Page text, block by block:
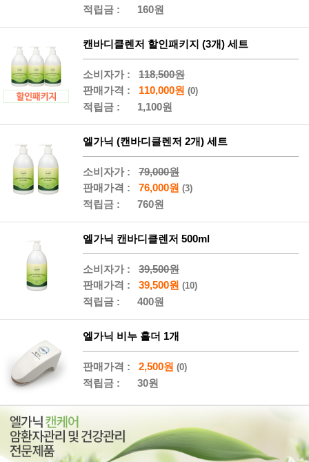
적립금 : 160원
캔바디클렌저 할인패키지 (3개) 세트
소비자가 :
118,500원
판매가격 :
110,000원 (0)
적립금 : 1,100원
엘가닉 (캔바디클렌저 2개) 세트
소비자가 :
79,000원
판매가격 :
76,000원 (3)
적립금 : 760원
엘가닉 캔바디클렌저 500ml
소비자가 :
39,500원
판매가격 :
39,500원 (10)
적립금 : 400원
엘가닉 비누 홀더 1개
판매가격 : 2,500원 (0)
적립금 : 30원